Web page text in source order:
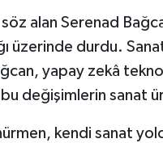
alan Serenad
üzerinde durdu.
yapay zekâ
değişimlerin sanat
kendi sanat